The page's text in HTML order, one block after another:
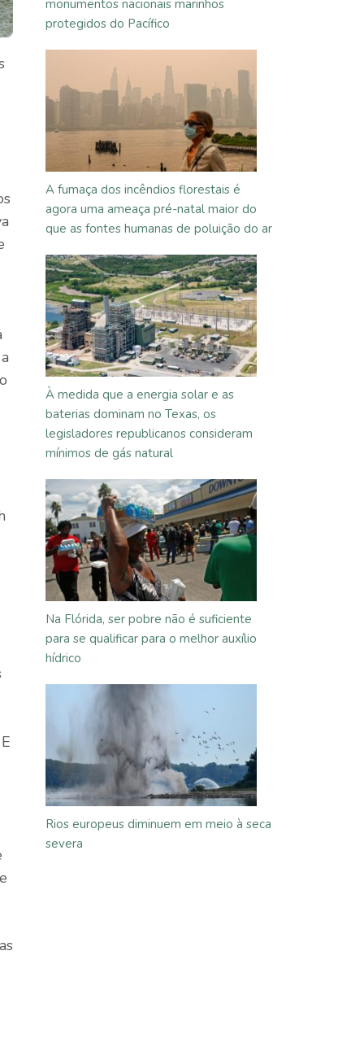
monumentos nacionais marinhos
protegidos do Pacífico
A fumaça dos incêndios florestais é
agora uma ameaça pré-natal maior do
que as fontes humanas de poluição do ar
À medida que a energia solar e as
baterias dominam no Texas, os
legisladores republicanos consideram
mínimos de gás natural
Na Flórida, ser pobre não é suficiente
para se qualificar para o melhor auxílio
hídrico
Rios europeus diminuem em meio à seca
severa